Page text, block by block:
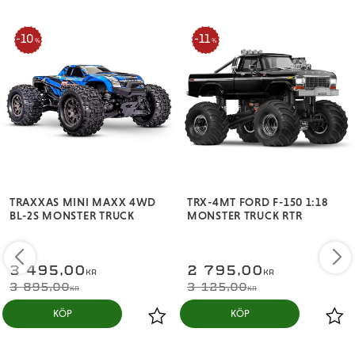
Officiellt licensierade BFGoodrich-däck
Mini Slash 4X4 är utrustad med helt nya replika
BFGoodrich® Mud-Terrain™ TA® KM3-däck för
exceptionellt grepp på olika underlag. Invändiga
förstärkningsribbor ersätter traditionellt skum för
jämnare och mer hållbart däckstöd. En ny
BL-2s borstlöst kraftsystem
3500 mAh 2-cells LiPo-batteri
2 A USB-C-laddare
TRAXXAS MINI MAXX 4WD
BL-2S MONSTER TRUCK
3 495,00 KR
3 895,00KR
10 %
TRX-4MT FORD F-150 1:18
MONSTER TRUCK RTR
2 795,00 KR
3 125,00KR
11 %